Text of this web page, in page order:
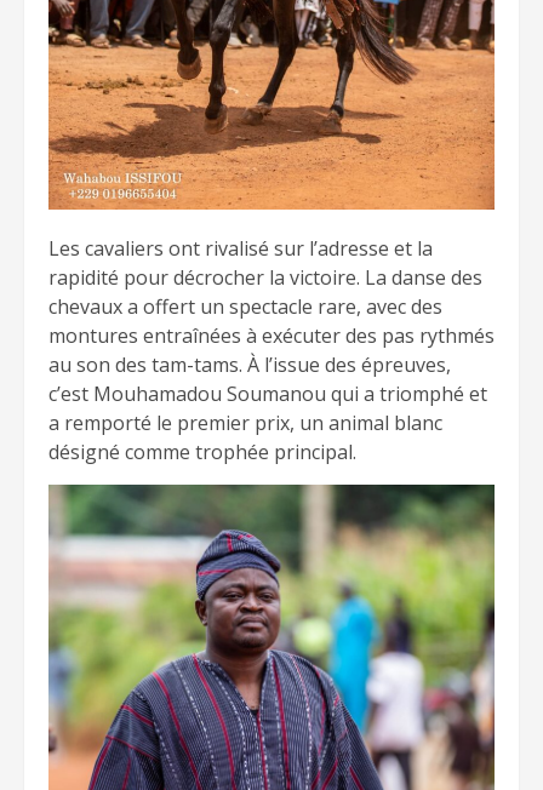
Les cavaliers ont rivalisé sur l’adresse et la
rapidité pour décrocher la victoire. La danse des
chevaux a offert un spectacle rare, avec des
montures entraînées à exécuter des pas rythmés
au son des tam-tams. À l’issue des épreuves,
c’est Mouhamadou Soumanou qui a triomphé et
a remporté le premier prix, un animal blanc
désigné comme trophée principal.